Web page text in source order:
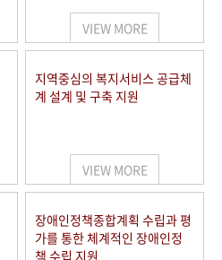
VIEW MORE
지역중심의 복지서비스 공급체
계 설계 및 구축 지원
VIEW MORE
장애인정책종합계획 수립과 평
가를 통한 체계적인 장애인정
책 수립 지원